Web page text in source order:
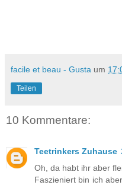
facile et beau - Gusta um
Teilen
10 Kommentare:
Teetrinkers Zuhause
Oh, da habt ihr aber
Faszieniert bin ich